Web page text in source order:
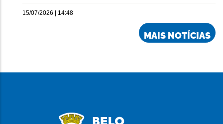
15/07/2026 | 14:48
MAIS NOTÍCIAS